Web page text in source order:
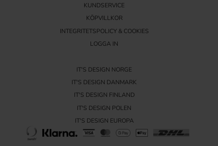
KUNDSERVICE
KÖPVILLKOR
INTEGRITETSPOLICY & COOKIES
LOGGA IN
IT'S DESIGN NORGE
IT'S DESIGN DANMARK
IT'S DESIGN FINLAND
IT'S DESIGN POLEN
IT'S DESIGN EUROPA